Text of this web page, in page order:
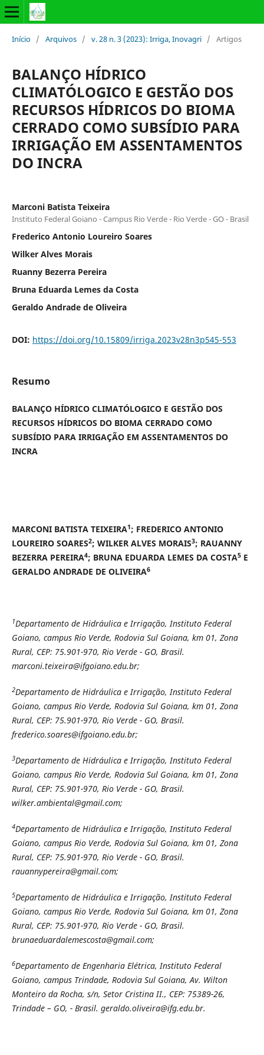
Início / Arquivos / v. 28 n. 3 (2023): Irriga, Inovagri / Artigos
BALANÇO HÍDRICO
CLIMATÓLOGICO E GESTÃO DOS
RECURSOS HÍDRICOS DO BIOMA
CERRADO COMO SUBSÍDIO PARA
IRRIGAÇÃO EM ASSENTAMENTOS
DO INCRA
Marconi Batista Teixeira
Instituto Federal Goiano - Campus Rio Verde - Rio Verde - GO - Brasil
Frederico Antonio Loureiro Soares
Wilker Alves Morais
Ruanny Bezerra Pereira
Bruna Eduarda Lemes da Costa
Geraldo Andrade de Oliveira
DOI: https://doi.org/10.15809/irriga.2023v28n3p545-553
Resumo
BALANÇO HÍDRICO CLIMATÓLOGICO E GESTÃO DOS
RECURSOS HÍDRICOS DO BIOMA CERRADO COMO
SUBSÍDIO PARA IRRIGAÇÃO EM ASSENTAMENTOS DO
INCRA
MARCONI BATISTA TEIXEIRA1; FREDERICO ANTONIO
LOUREIRO SOARES2; WILKER ALVES MORAIS3; RAUANNY
BEZERRA PEREIRA4; BRUNA EDUARDA LEMES DA COSTA5E
GERALDO ANDRADE DE OLIVEIRA6
1Departamento de Hidráulica e Irrigação, Instituto Federal
Goiano, campus Rio Verde, Rodovia Sul Goiana, km 01, Zona
Rural, CEP: 75.901-970, Rio Verde - GO, Brasil.
marconi.teixeira@ifgoiano.edu.br;
2Departamento de Hidráulica e Irrigação, Instituto Federal
Goiano, campus Rio Verde, Rodovia Sul Goiana, km 01, Zona
Rural, CEP: 75.901-970, Rio Verde - GO, Brasil.
frederico.soares@ifgoiano.edu.br;
3Departamento de Hidráulica e Irrigação, Instituto Federal
Goiano, campus Rio Verde, Rodovia Sul Goiana, km 01, Zona
Rural, CEP: 75.901-970, Rio Verde - GO, Brasil.
wilker.ambiental@gmail.com;
4Departamento de Hidráulica e Irrigação, Instituto Federal
Goiano, campus Rio Verde, Rodovia Sul Goiana, km 01, Zona
Rural, CEP: 75.901-970, Rio Verde - GO, Brasil.
rauannypereira@gmail.com;
5Departamento de Hidráulica e Irrigação, Instituto Federal
Goiano, campus Rio Verde, Rodovia Sul Goiana, km 01, Zona
Rural, CEP: 75.901-970, Rio Verde - GO, Brasil.
brunaeduardalemescosta@gmail.com;
6Departamento de Engenharia Elétrica, Instituto Federal
Goiano, campus Trindade, Rodovia Sul Goiana, Av. Wilton
Monteiro da Rocha, s/n, Setor Cristina II., CEP: 75389-26,
Trindade – GO, - Brasil. geraldo.oliveira@ifg.edu.br.